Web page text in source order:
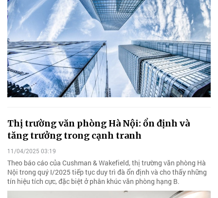
Thị trường văn phòng Hà Nội: ổn định và
tăng trưởng trong cạnh tranh
11/04/2025 03:19
Theo báo cáo của Cushman & Wakefield, thị trường văn phòng Hà
Nội trong quý I/2025 tiếp tục duy trì đà ổn định và cho thấy những
tín hiệu tích cực, đặc biệt ở phân khúc văn phòng hạng B.